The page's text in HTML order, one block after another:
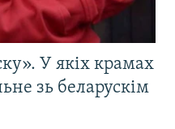
У якіх крамах
зь беларускім